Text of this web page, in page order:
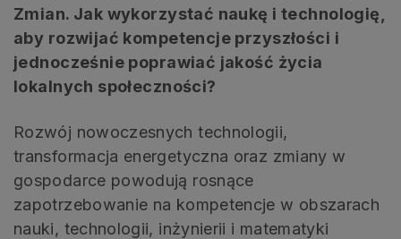
Zmian. Jak wykorzystać naukę i technologię,
aby rozwijać kompetencje przyszłości i
jednocześnie poprawiać jakość życia
lokalnych społeczności?
Rozwój nowoczesnych technologii,
transformacja energetyczna oraz zmiany w
gospodarce powodują rosnące
zapotrzebowanie na kompetencje w obszarach
nauki, technologii, inżynierii i matematyki